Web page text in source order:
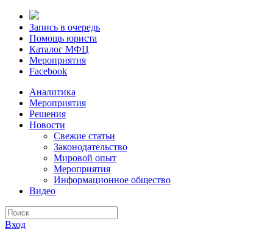
Запись в очередь
Помощь юриста
Каталог МФЦ
Мероприятия
Facebook
Аналитика
Мероприятия
Решения
Новости
Свежие статьи
Законодательство
Мировой опыт
Мероприятия
Информационное общество
Видео
Вход